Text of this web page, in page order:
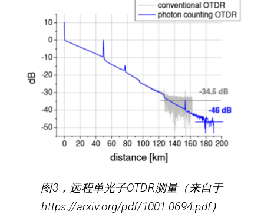
图3，远程单光子OTDR测量（来自于
https://arxiv.org/pdf/1001.0694.pdf）